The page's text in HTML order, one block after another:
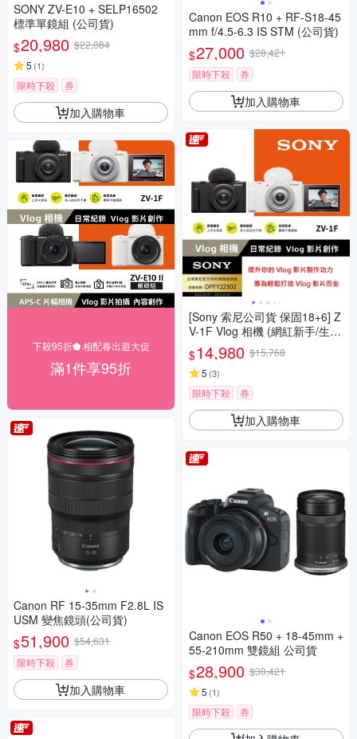
SONY ZV-E10 + SELP16502
標準單鏡組 (公司貨)
$20,980 $22,084
5 (1)
限時下殺 券
加入購物車
下殺95折⬟ 相配春出遊大促
滿1件享95折
Canon RF 15-35mm F2.8L IS
USM 變焦鏡頭(公司貨)
$51,900 $54,631
限時下殺
券
加入購物車
Canon EOS R10 + RF-S18-45
mm f/4.5-6.3 IS STM (公司貨)
$27,000 $28,421
限時下殺
券
加入購物車
[Sony 索尼公司貨 保固18+6] Z
V-1F Vlog 相機 (網紅新手/生活
隨拍)
$14,980 $15,768
5 (3)
限時下殺 券
加入購物車
Canon EOS R50 + 18-45mm +
55-210mm 雙鏡組 公司貨
$28,900 $30,421
5 (1)
限時下殺 券